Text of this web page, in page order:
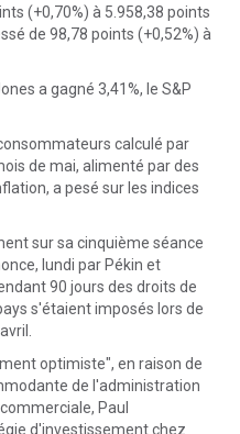
(+0,70%) à 5.958,38 points
de 98,78 points (+0,52%) à
a gagné 3,41%, le S&P
calculé par
de mai, alimenté par des
a pesé sur les indices
sur sa cinquième séance
lundi par Pékin et
90 jours des droits de
s'étaient imposés lors de
optimiste", en raison de
de l'administration
Paul
d'investissement chez